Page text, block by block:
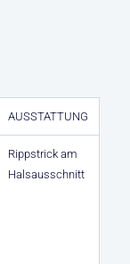
AUSSTATTUNG
Rippstrick am
Halsausschnitt